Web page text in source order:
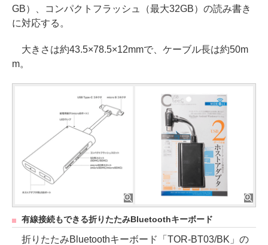
GB）、コンパクトフラッシュ（最大32GB）の読み書き
に対応する。
大きさは約43.5×78.5×12mmで、ケーブル長は約50m
m。
有線接続もできる折りたたみBluetoothキーボード
折りたたみBluetoothキーボード「TOR-BT03/BK」の